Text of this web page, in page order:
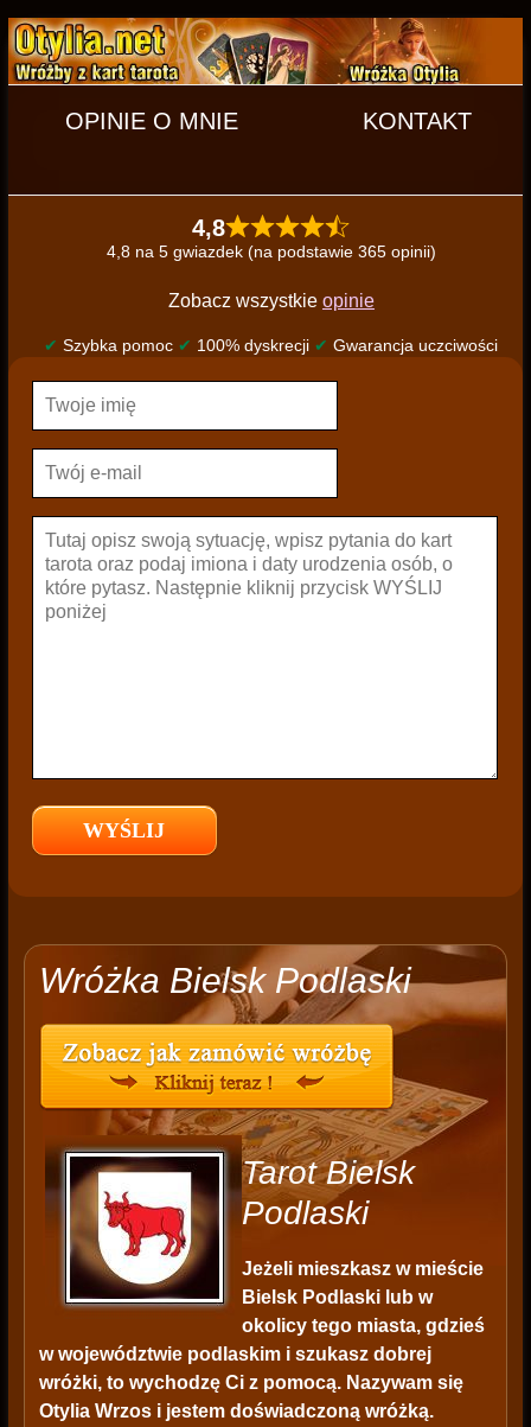
OPINIE O MNIE KONTAKT
4,8
4,8 na 5 gwiazdek (na podstawie 365 opinii)
Zobacz wszystkie opinie
✔ Szybka pomoc ✔ 100% dyskrecji ✔ Gwarancja uczciwości
Wróżka Bielsk Podlaski
Tarot Bielsk
Podlaski
Jeżeli mieszkasz w mieście
Bielsk Podlaski lub w
okolicy tego miasta, gdzieś
w województwie podlaskim i szukasz dobrej
wróżki, to wychodzę Ci z pomocą. Nazywam się
Otylia Wrzos i jestem doświadczoną wróżką.